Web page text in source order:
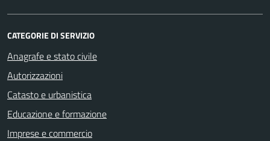
CATEGORIE DI SERVIZIO
Anagrafe e stato civile
Autorizzazioni
Catasto e urbanistica
Educazione e formazione
Imprese e commercio